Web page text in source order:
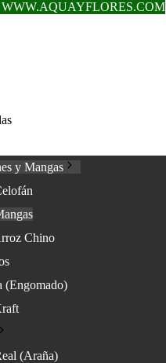
y Mangas
Chino
(Engomado)
(Araña)